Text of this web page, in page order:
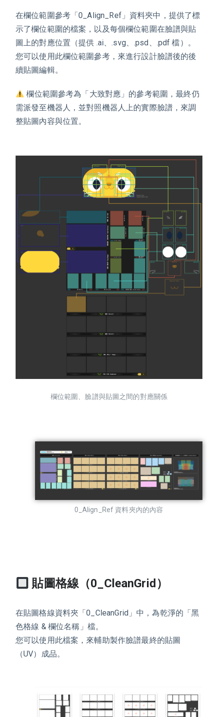
在欄位範圍參考「0_Align_Ref」資料夾中，提供了標
示了欄位範圍的檔案，以及每個欄位範圍在臉譜與貼
圖上的對應位置（提供 .ai、.svg、.psd、.pdf 檔）。
您可以使用此欄位範圍參考，來進行設計臉譜後的後
續貼圖編輯。
欄位範圍參考為「大致對應」的參考範圍，最終仍
需派發至機器人，並對照機器人上的實際臉譜，來調
整貼圖內容與位置。
欄位範圍、臉譜與貼圖之間的對應關係
0_Align_Ref 資料夾內的內容
貼圖格線（0_CleanGrid）
在貼圖格線資料夾「0_CleanGrid」中，為乾淨的「黑
色格線 & 欄位名稱」檔。
您可以使用此檔案，來輔助製作臉譜最終的貼圖
（UV）成品。